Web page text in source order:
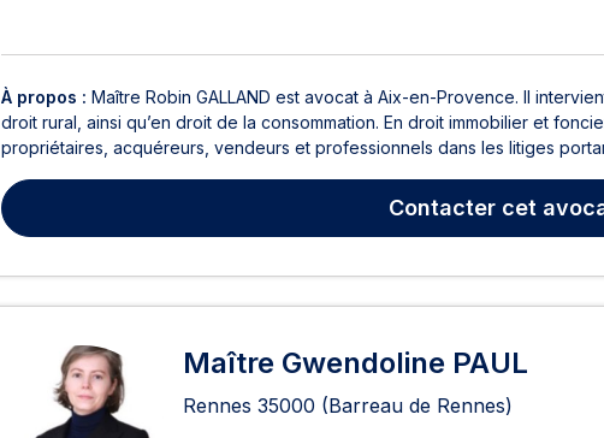
À propos : Maître Robin GALLAND est avocat à Aix-en-Provence. Il
droit rural, ainsi qu’en droit de la consommation. En droit immobilier et
propriétaires, acquéreurs, vendeurs et professionnels dans les litiges
Contactercet
Maître Gwendoline PAUL
Rennes 35000 (Barreau de Rennes)